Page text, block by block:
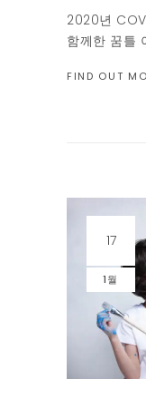
2020년
함께한 꿈틀
이합니다. 학
FIND OUT
17
1월